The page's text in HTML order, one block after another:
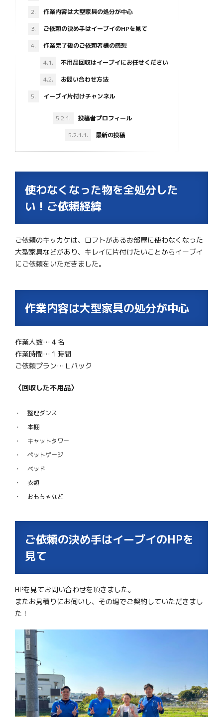
2.
作業内容は大型家具の処分が中心
3.
ご依頼の決め手はイーブイのHPを見て
4.
作業完了後のご依頼者様の感想
4.1.
不用品回収はイーブイにお任せください
4.2.
お問い合わせ方法
5.
イーブイ片付けチャンネル
5.2.1.
投稿者プロフィール
5.2.1.1.
最新の投稿
使わなくなった物を全処分した
い！ご依頼経緯
ご依頼のキッカケは、ロフトがあるお部屋に使わなくなった
大型家具などがあり、キレイに片付けたいことからイーブイ
にご依頼をいただきました。
作業内容は大型家具の処分が中心
作業人数…４名
作業時間…１時間
ご依頼プラン…Ｌパック
〈回収した不用品〉
整理ダンス
本棚
キャットタワー
ペットゲージ
ベッド
衣類
おもちゃなど
ご依頼の決め手はイーブイのHPを
見て
HPを見てお問い合わせを頂きました。
またお見積りにお伺いし、その場でご契約していただきまし
た！